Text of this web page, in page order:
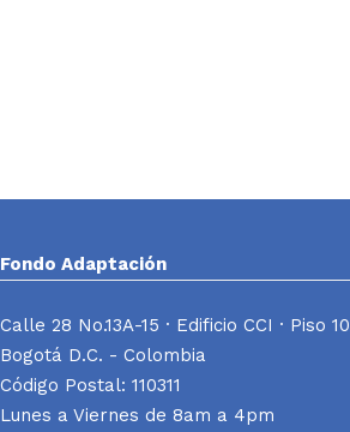
Fondo Adaptación
Calle 28 No.13A-15 · Edificio CCI · Piso 10
Bogotá D.C. - Colombia
Código Postal: 110311
Lunes a Viernes de 8am a 4pm